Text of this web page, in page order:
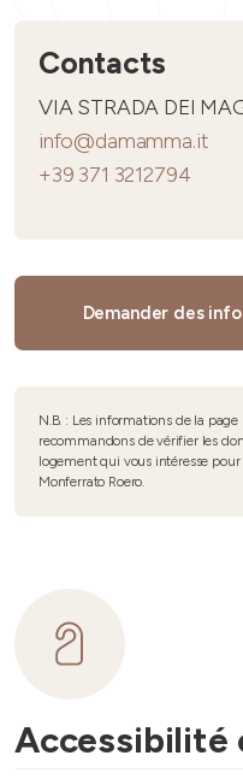
Contacts
VIA STRADA DEI
info@damamma.it
+39 371 3212794
Demander des
N.B. : Les informations de la
recommandons de vérifier les
logement qui vous intéresse
Monferrato Roero.
Accessibilité